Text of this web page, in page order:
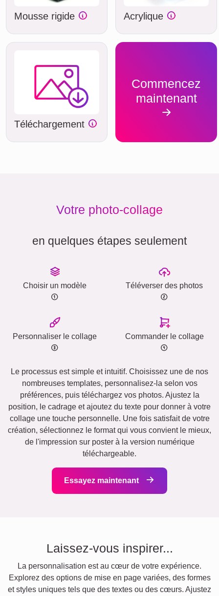
Mousse rigide Acrylique
Téléchargement
Commencez
maintenant
Votre photo-collage
en quelques étapes seulement
Choisir un modèle Téléverser des photos
Personnaliser le collage Commander le collage
Le processus est simple et intuitif. Choisissez une de nos
nombreuses templates, personnalisez-la selon vos
préférences, puis téléchargez vos photos. Ajustez la
position, le cadrage et ajoutez du texte pour donner à votre
collage une touche personnelle. Une fois satisfait de votre
création, sélectionnez le format qui vous convient le mieux,
de l'impression sur poster à la version numérique
téléchargeable.
Essayez maintenant
Laissez-vous inspirer...
La personnalisation est au cœur de votre expérience.
Explorez des options de mise en page variées, des formes
et styles uniques tels que des textes ou des cœurs. Ajustez